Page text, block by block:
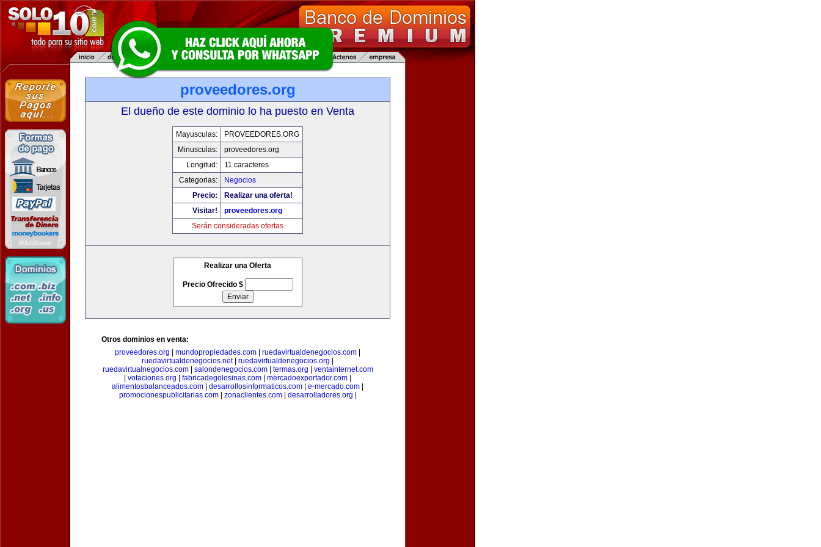
proveedores.org
El dueño de este dominio lo ha puesto en Venta
Mayusculas:
PROVEEDORES.ORG
Minusculas:
proveedores.org
Longitud:
11 caracteres
Categorias:
Negocios
Precio:
Realizar una oferta!
Visitar!
proveedores.org
Serán consideradas ofertas
Realizar una Oferta
Precio Ofrecido $
Otros dominios en venta:
proveedores.org
mundopropiedades.com ruedavirtualdenegocios.com
ruedavirtualdenegocios.net| ruedavirtualdenegocios.org
ruedavirtualnegocios.com| salondenegocios.com| termas.org
ventainternet.com
votaciones.org fabricadegolosinas.com mercadoexportador.com
alimentosbalanceados.com
desarrollosinformaticos.com e-mercado.com
promocionespublicitarias.com| zonaclientes.com| desarrolladores.org